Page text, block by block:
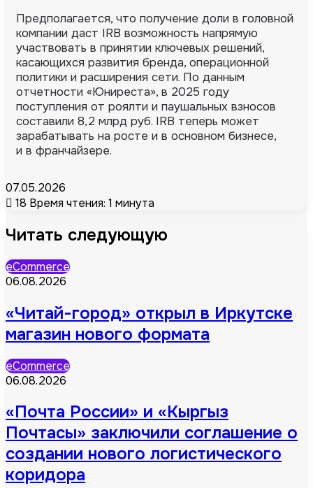
Предполагается, что получение доли в головной
компании даст IRB возможность напрямую
участвовать в принятии ключевых решений,
касающихся развития бренда, операционной
политики и расширения сети. По данным
отчетности «Юниреста», в 2025 году
поступления от роялти и паушальных взносов
составили 8,2 млрд руб. IRB теперь может
зарабатывать на росте и в основном бизнесе,
и в франчайзере.
07.05.2026
18 Время чтения: 1 минута
Читать следующую
eCommerce
06.08.2026
«Читай-город» открыл в Иркутске
магазин нового формата
eCommerce
06.08.2026
«Почта России» и «Кыргыз
Почтасы» заключили соглашение о
создании нового логистического
коридора